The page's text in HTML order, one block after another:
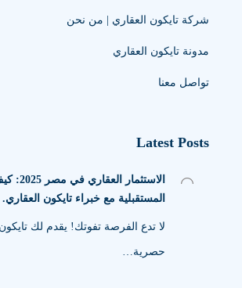
شركة تايكون العقاري | من نحن
مدونة تايكون العقاري
تواصل معنا
Latest Posts
الاستثمار
المستقبلية مع خبراء تايكون العقاري.
لا تدع الفرصة تفوتك! يقدم لك
حصرية…